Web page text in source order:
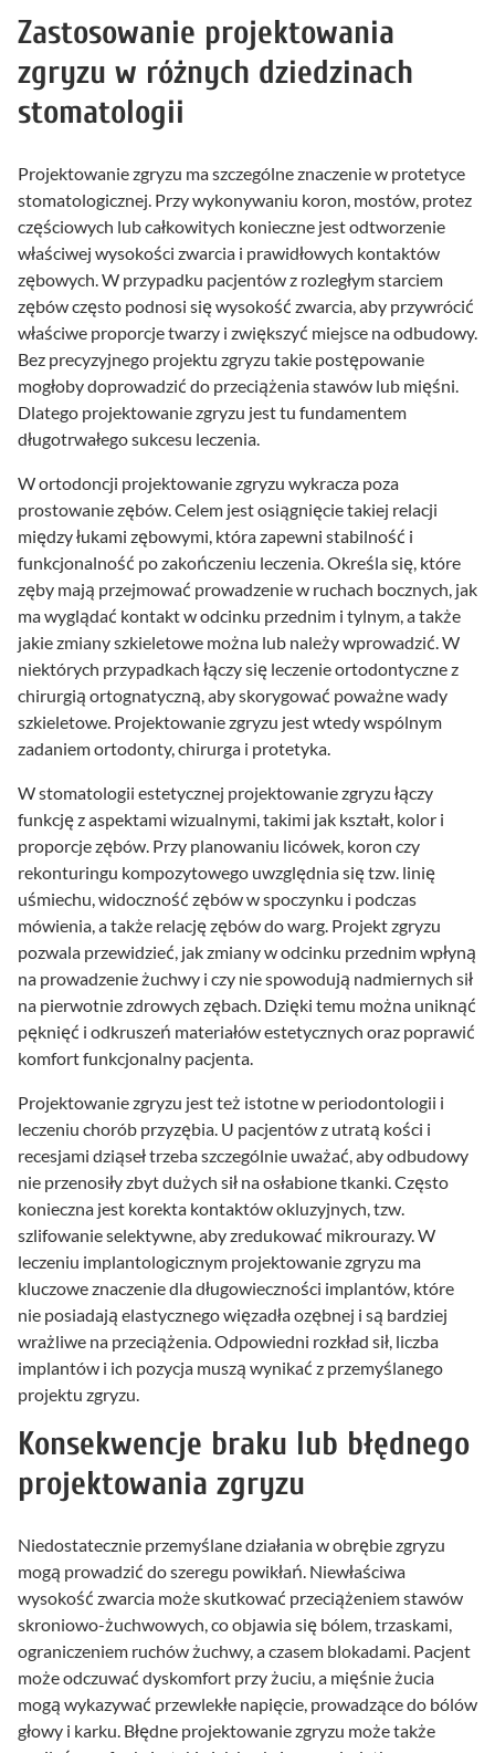
Zastosowanie projektowania
zgryzu w różnych dziedzinach
stomatologii
Projektowanie zgryzu ma szczególne znaczenie w protetyce
stomatologicznej. Przy wykonywaniu koron, mostów, protez
częściowych lub całkowitych konieczne jest odtworzenie
właściwej wysokości zwarcia i prawidłowych kontaktów
zębowych. W przypadku pacjentów z rozległym starciem
zębów często podnosi się wysokość zwarcia, aby przywrócić
właściwe proporcje twarzy i zwiększyć miejsce na odbudowy.
Bez precyzyjnego projektu zgryzu takie postępowanie
mogłoby doprowadzić do przeciążenia stawów lub mięśni.
Dlatego projektowanie zgryzu jest tu fundamentem
długotrwałego sukcesu leczenia.
W ortodoncji projektowanie zgryzu wykracza poza
prostowanie zębów. Celem jest osiągnięcie takiej relacji
między łukami zębowymi, która zapewni stabilność i
funkcjonalność po zakończeniu leczenia. Określa się, które
zęby mają przejmować prowadzenie w ruchach bocznych, jak
ma wyglądać kontakt w odcinku przednim i tylnym, a także
jakie zmiany szkieletowe można lub należy wprowadzić. W
niektórych przypadkach łączy się leczenie ortodontyczne z
chirurgią ortognatyczną, aby skorygować poważne wady
szkieletowe. Projektowanie zgryzu jest wtedy wspólnym
zadaniem ortodonty, chirurga i protetyka.
W stomatologii estetycznej projektowanie zgryzu łączy
funkcję z aspektami wizualnymi, takimi jak kształt, kolor i
proporcje zębów. Przy planowaniu licówek, koron czy
rekonturingu kompozytowego uwzględnia się tzw. linię
uśmiechu, widoczność zębów w spoczynku i podczas
mówienia, a także relację zębów do warg. Projekt zgryzu
pozwala przewidzieć, jak zmiany w odcinku przednim wpłyną
na prowadzenie żuchwy i czy nie spowodują nadmiernych sił
na pierwotnie zdrowych zębach. Dzięki temu można uniknąć
pęknięć i odkruszeń materiałów estetycznych oraz poprawić
komfort funkcjonalny pacjenta.
Projektowanie zgryzu jest też istotne w periodontologii i
leczeniu chorób przyzębia. U pacjentów z utratą kości i
recesjami dziąseł trzeba szczególnie uważać, aby odbudowy
nie przenosiły zbyt dużych sił na osłabione tkanki. Często
konieczna jest korekta kontaktów okluzyjnych, tzw.
szlifowanie selektywne, aby zredukować mikrourazy. W
leczeniu implantologicznym projektowanie zgryzu ma
kluczowe znaczenie dla długowieczności implantów, które
nie posiadają elastycznego więzadła ozębnej i są bardziej
wrażliwe na przeciążenia. Odpowiedni rozkład sił, liczba
implantów i ich pozycja muszą wynikać z przemyślanego
projektu zgryzu.
Konsekwencje braku lub błędnego
projektowania zgryzu
Niedostatecznie przemyślane działania w obrębie zgryzu
mogą prowadzić do szeregu powikłań. Niewłaściwa
wysokość zwarcia może skutkować przeciążeniem stawów
skroniowo-żuchwowych, co objawia się bólem, trzaskami,
ograniczeniem ruchów żuchwy, a czasem blokadami. Pacjent
może odczuwać dyskomfort przy żuciu, a mięśnie żucia
mogą wykazywać przewlekłe napięcie, prowadzące do bólów
głowy i karku. Błędne projektowanie zgryzu może także